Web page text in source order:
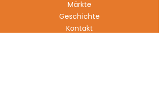
Märkte
Geschichte
Kontakt